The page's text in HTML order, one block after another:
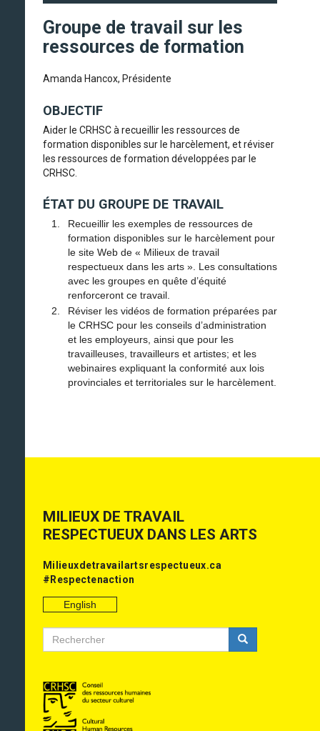
Groupe de travail sur les
ressources de formation
Amanda Hancox, Présidente
OBJECTIF
Aider le CRHSC à recueillir les ressources de
formation disponibles sur le harcèlement, et réviser
les ressources de formation développées par le
CRHSC.
ÉTAT DU GROUPE DE TRAVAIL
Recueillir les exemples de ressources de
formation disponibles sur le harcèlement pour
le site Web de « Milieux de travail
respectueux dans les arts ». Les consultations
avec les groupes en quête d’équité
renforceront ce travail.
Réviser les vidéos de formation préparées par
le CRHSC pour les conseils d’administration
et les employeurs, ainsi que pour les
travailleuses, travailleurs et artistes; et les
webinaires expliquant la conformité aux lois
provinciales et territoriales sur le harcèlement.
MILIEUX DE TRAVAIL
RESPECTUEUX DANS LES ARTS
Milieuxdetravailartsrespectueux.ca
#Respectenaction
English
Rechercher Rechercher